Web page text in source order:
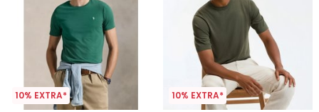
10% EXTRA* 10% EXTRA*